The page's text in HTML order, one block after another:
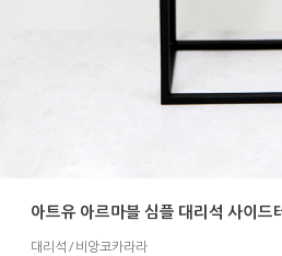
아트유 아르마블 심플 대리석 사이드
대리석 / 비앙코카라라